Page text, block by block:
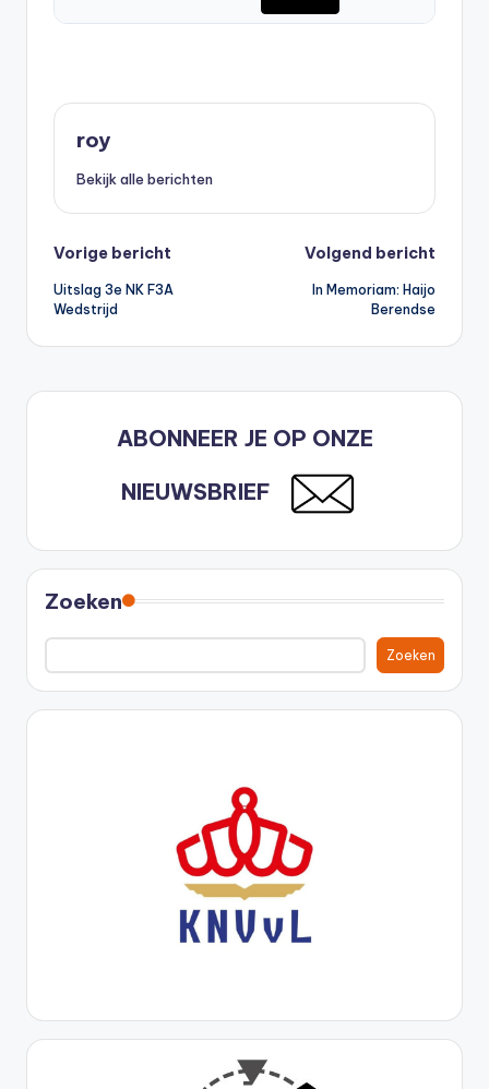
roy
Bekijk alle berichten
Bericht
navigatie
Vorige bericht
Uitslag 3e NK F3A
Wedstrijd
Volgend bericht
In Memoriam: Haijo
Berendse
ABONNEER JE OP ONZE
NIEUWSBRIEF
Zoeken
Zoeken